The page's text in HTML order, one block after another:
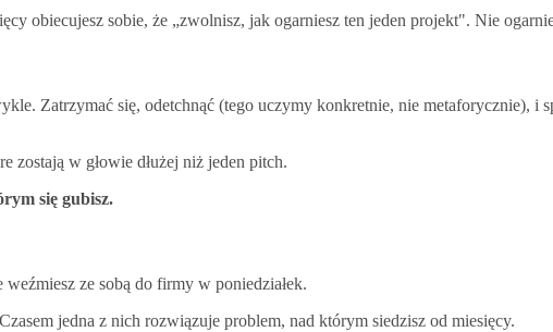
obiecujesz sobie, że „zwolnisz, jak ogarniesz ten jeden projekt". Nie
Zatrzymać się, odetchnąć (tego uczymy konkretnie, nie metaforycznie), i
w głowie dłużej niż jeden pitch.
się gubisz.
ze sobą do firmy w poniedziałek.
jedna z nich rozwiązuje problem, nad którym siedzisz od miesięcy.